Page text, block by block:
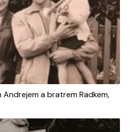
a bratrem Radkem,